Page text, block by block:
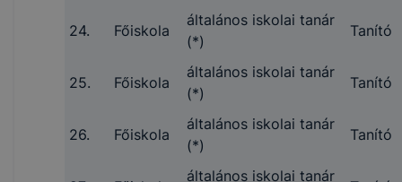
24. Főiskola
általános iskolai tanár
(*)
Tanító
25. Főiskola
általános iskolai tanár
(*)
Tanító
26. Főiskola
általános iskolai tanár
(*)
Tanító
általános iskolai tanár